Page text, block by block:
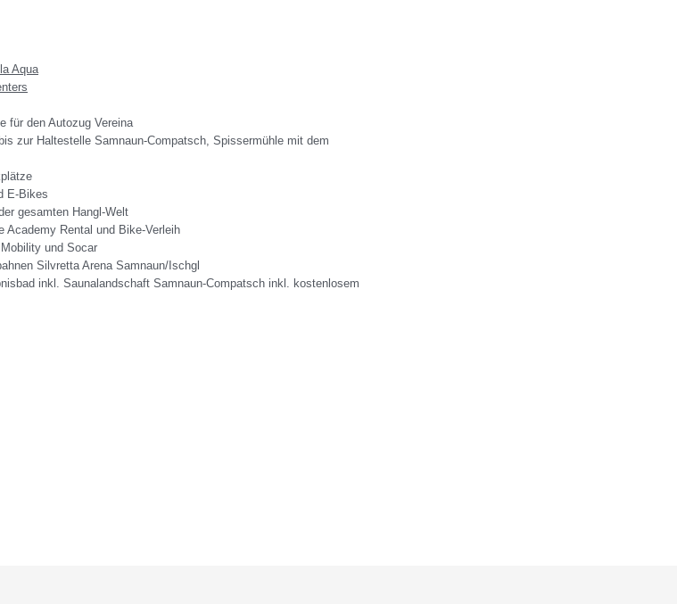
Aqua
für den Autozug Vereina
zur Haltestelle Samnaun-Compatsch, Spissermühle mit dem
E-Bikes
gesamten Hangl-Welt
Academy Rental und Bike-Verleih
und Socar
Silvretta Arena Samnaun/Ischgl
inkl. Saunalandschaft Samnaun-Compatsch inkl. kostenlosem